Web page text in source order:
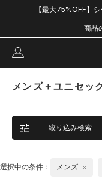
【最大75%OFF】
商品
メンズ＋ユニセッ
絞り込み検索
選択中の条件： メンズ